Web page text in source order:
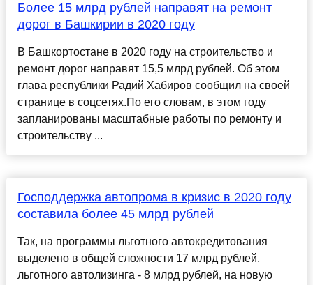
Более 15 млрд рублей направят на ремонт
дорог в Башкирии в 2020 году
В Башкортостане в 2020 году на строительство и
ремонт дорог направят 15,5 млрд рублей. Об этом
глава республики Радий Хабиров сообщил на своей
странице в соцсетях.По его словам, в этом году
запланированы масштабные работы по ремонту и
строительству ...
Господдержка автопрома в кризис в 2020 году
составила более 45 млрд рублей
Так, на программы льготного автокредитования
выделено в общей сложности 17 млрд рублей,
льготного автолизинга - 8 млрд рублей, на новую